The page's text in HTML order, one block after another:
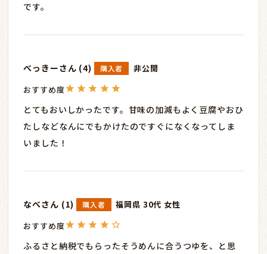
です。
べっきー 4 購入者 非公開
とてもおいしかったです。甘味の加減もよく豆腐やおひ
たしなどなんにでもかけたのですぐになくなってしま
いました！
なべ 1 購入者 福岡県 30代 女性
ふるさと納税でもらったそうめんに合うつゆを、と思